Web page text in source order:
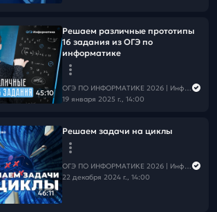
45:10
Решаем различные прототипы
16 задания из ОГЭ по
информатике
ОГЭ ПО ИНФОРМАТИКЕ 2026 | Информатика с Мане
19 января 2025 г., 14:00
46:11
Решаем задачи на циклы
ОГЭ ПО ИНФОРМАТИКЕ 2026 | Информатика с Мане
22 декабря 2024 г., 14:00